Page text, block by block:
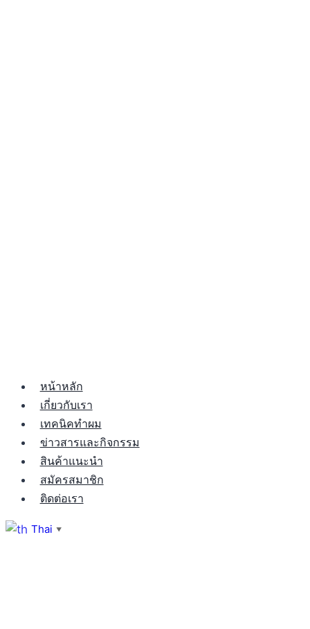
หน้าหลัก
เกี่ยวกับเรา
เทคนิคทำผม
ข่าวสารและกิจกรรม
สินค้าแนะนำ
สมัครสมาชิก
ติดต่อเรา
Thai ▼